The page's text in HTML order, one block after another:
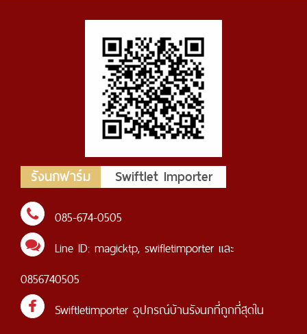
รังนกฟาร์ม Swiftlet Importer
085-674-0505
Line ID: magicktp, swifletimporter และ
0856740505
Swiftletimporter อุปกรณ์บ้านรังนกที่ถูกที่สุดใน